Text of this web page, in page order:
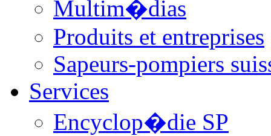
Multim�dias
Produits et entreprises
Sapeurs-pompiers
Services
Encyclop�die SP